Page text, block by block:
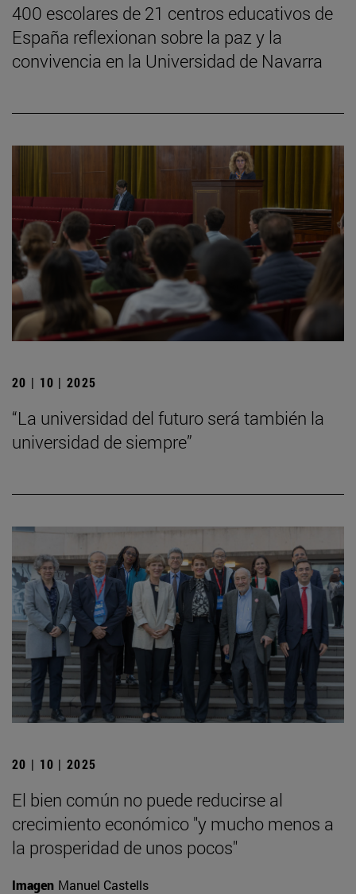
400 escolares de 21 centros educativos de
España reflexionan sobre la paz y la
convivencia en la Universidad de Navarra
20 | 10 | 2025
“La universidad del futuro será también la
universidad de siempre”
20 | 10 | 2025
El bien común no puede reducirse al
crecimiento económico "y mucho menos a
la prosperidad de unos pocos"
Imagen Manuel Castells